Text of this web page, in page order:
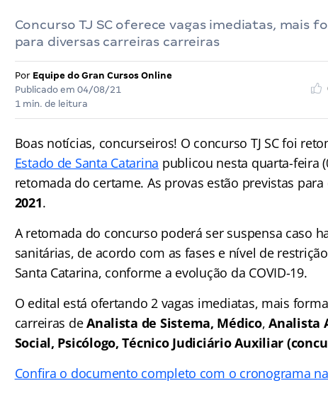
Concurso TJ SC oferece vagas imediatas, mais
para diversas carreiras carreiras
Por Equipe do Gran Cursos Online
Publicado em 04/08/21
1 min. de leitura
Boas notícias, concurseiros! O concurso TJ SC foi
Estado de Santa Catarina publicou nesta quarta-feira
retomada do certame. As provas estão previstas
2021.
A retomada do concurso poderá ser suspensa caso
sanitárias, de acordo com as fases e nível de
Santa Catarina, conforme a evolução da COVID-19.
O edital está ofertando 2 vagas imediatas, mais
carreiras deAnalista de Sistema, Médico,Analista
Social, Psicólogo, Técnico Judiciário Auxiliar
Confira o documento completo com o cronograma